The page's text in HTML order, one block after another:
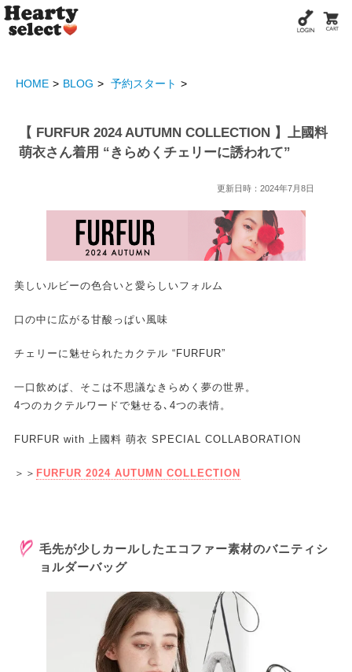
HOME BLOG 予約スタート
【 FURFUR 2024 AUTUMN COLLECTION 】上國料
萌衣さん着用 “きらめくチェリーに誘われて”
更新日時：2024年7月8日
美しいルビーの色合いと愛らしいフォルム
口の中に広がる甘酸っぱい風味
チェリーに魅せられたカクテル “FURFUR”
一口飲めば、そこは不思議なきらめく夢の世界。
4つのカクテルワードで魅せる､4つの表情。
FURFUR with 上國料 萌衣 SPECIAL COLLABORATION
＞＞ FURFUR 2024 AUTUMN COLLECTION
毛先が少しカールしたエコファー素材のバニティシ
ョルダーバッグ